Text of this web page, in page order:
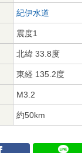
紀伊水道
震度1
北緯 33.8度
東経 135.2度
M3.2
約50km